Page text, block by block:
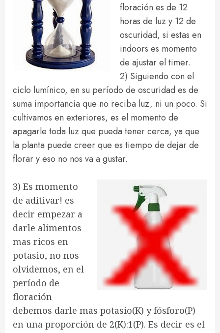
floración es de 12
horas de luz y 12 de
oscuridad, si estas en
indoors es momento
de ajustar el timer.
2) Siguiendo con el
ciclo lumínico, en su período de oscuridad es de
suma importancia que no reciba luz, ni un poco. Si
cultivamos en exteriores, es el momento de
apagarle toda luz que pueda tener cerca, ya que
la planta puede creer que es tiempo de dejar de
florar y eso no nos va a gustar.
3) Es momento
de aditivar! es
decir empezar a
darle alimentos
mas ricos en
potasio, no nos
olvidemos, en el
período de
floración
debemos darle mas potasio(K) y fósforo(P)
en una proporción de 2(K):1(P). Es decir es el